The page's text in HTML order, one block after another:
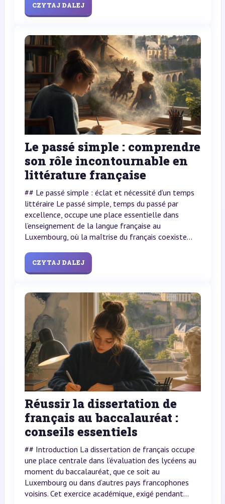
CZYTAJ DALEJ
Le passé simple : comprendre
son rôle incontournable en
littérature française
## Le passé simple : éclat et nécessité d’un temps
littéraire Le passé simple, temps du passé par
excellence, occupe une place essentielle dans
l’enseignement de la langue française au
Luxembourg, où la maîtrise du français coexiste...
CZYTAJ DALEJ
Réussir la dissertation de
français au baccalauréat :
conseils essentiels
## Introduction La dissertation de français occupe
une place centrale dans l’évaluation des lycéens au
moment du baccalauréat, que ce soit au
Luxembourg ou dans d’autres pays francophones
voisins. Cet exercice académique, exigé pendant...